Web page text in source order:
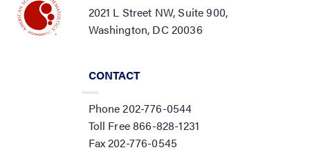
2021 L Street NW, Suite 900,
Washington, DC 20036
CONTACT
Phone 202-776-0544
Toll Free 866-828-1231
Fax 202-776-0545